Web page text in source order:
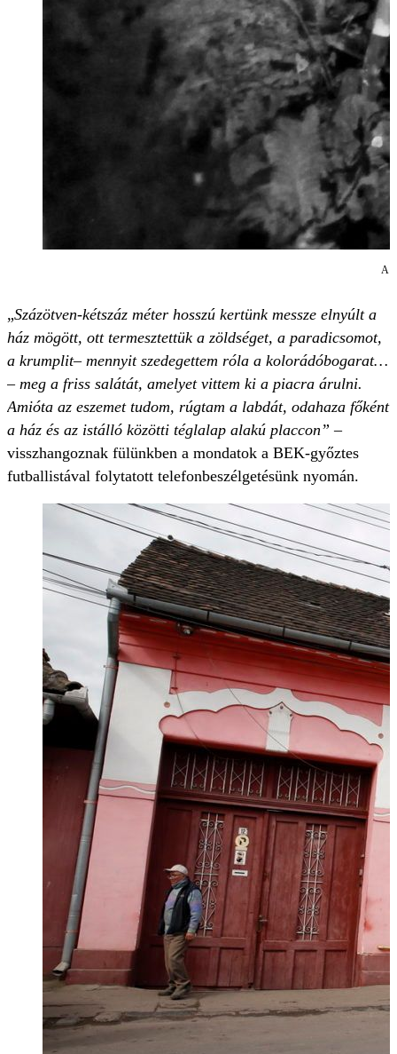
A
„Százötven-kétszáz méter hosszú kertünk messze elnyúlt a
ház mögött, ott termesztettük a zöldséget, a paradicsomot,
a krumplit– mennyit szedegettem róla a kolorádóbogarat…
– meg a friss salátát, amelyet vittem ki a piacra árulni.
Amióta az eszemet tudom, rúgtam a labdát, odahaza főként
a ház és az istálló közötti téglalap alakú placcon” –
visszhangoznak fülünkben a mondatok a BEK-győztes
futballistával folytatott telefonbeszélgetésünk nyomán.